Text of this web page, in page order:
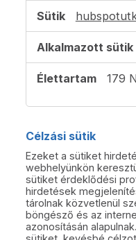
179
Célzási sütik
Ezeket a sütiket
webhelyünkön
sütiket érdeklődési
hirdetések
tárolnak közvetlenül
böngésző és az
azonosításán